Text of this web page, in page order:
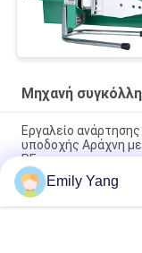
Μηχανή
Εργαλείο
υποδοχής Αράχνη
PE
Εργαλείο ανάρτησης
125mm για
Εργαλείο
Emily Yang